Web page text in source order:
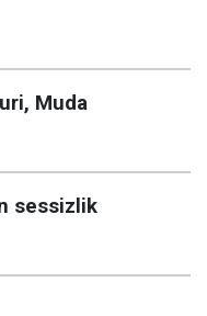
Muda
sessizlik